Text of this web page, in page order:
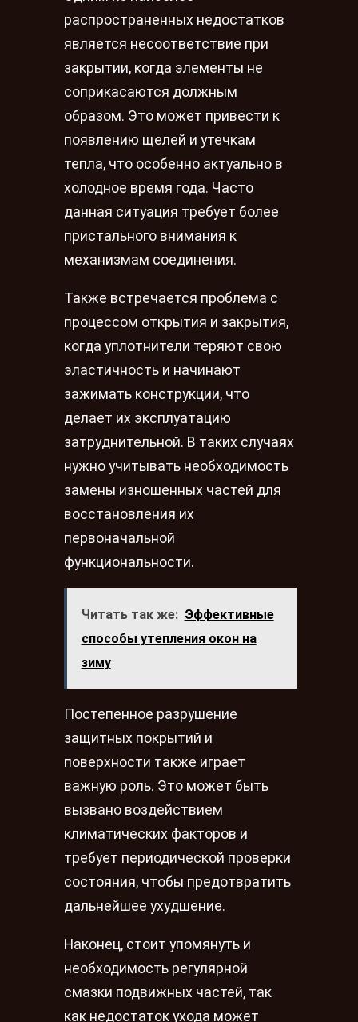
распространенных недостатков
является несоответствие при
закрытии, когда элементы не
соприкасаются должным
образом. Это может привести к
появлению щелей и утечкам
тепла, что особенно актуально в
холодное время года. Часто
данная ситуация требует более
пристального внимания к
механизмам соединения.
Также встречается проблема с
процессом открытия и закрытия,
когда уплотнители теряют свою
эластичность и начинают
зажимать конструкции, что
делает их эксплуатацию
затруднительной. В таких случаях
нужно учитывать необходимость
замены изношенных частей для
восстановления их
первоначальной
функциональности.
Читать так же: Эффективные
способы утепления окон на
зиму
Постепенное разрушение
защитных покрытий и
поверхности также играет
важную роль. Это может быть
вызвано воздействием
климатических факторов и
требует периодической проверки
состояния, чтобы предотвратить
дальнейшее ухудшение.
Наконец, стоит упомянуть и
необходимость регулярной
смазки подвижных частей, так
как недостаток ухода может